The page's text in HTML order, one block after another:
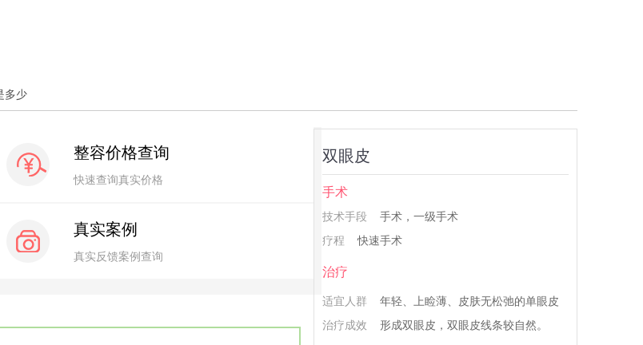
多少
整容价格查询
快速查询真实价格
真实案例
真实反馈案例查询
双眼皮
手术
技术手段
手术，一级手术
疗程
快速手术
治疗
适宜人群
年轻、上睑薄、皮肤无松弛的单眼皮
治疗成效
形成双眼皮，双眼皮线条较自然。